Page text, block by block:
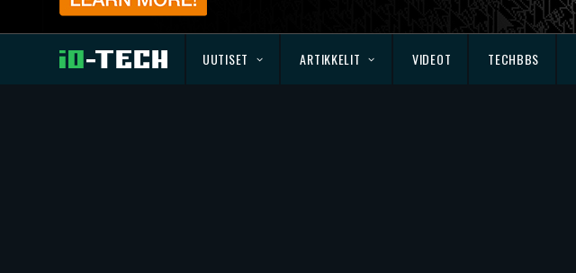
UUTISET ARTIKKELIT VIDEOT TECHBBS